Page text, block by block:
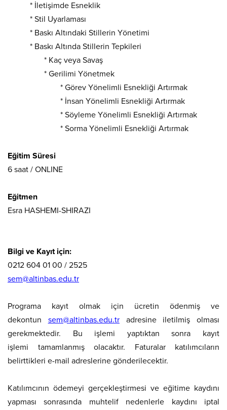
* İletişimde Esneklik
* Stil Uyarlaması
* Baskı Altındaki Stillerin Yönetimi
* Baskı Altında Stillerin Tepkileri
* Kaç veya Savaş
* Gerilimi Yönetmek
* Görev Yönelimli Esnekliği Artırmak
* İnsan Yönelimli Esnekliği Artırmak
* Söyleme Yönelimli Esnekliği Artırmak
* Sorma Yönelimli Esnekliği Artırmak
Eğitim Süresi
6 saat / ONLINE
Eğitmen
Esra HASHEMI-SHIRAZI
Bilgi ve Kayıt için:
0212 604 01 00 / 2525
sem@altinbas.edu.tr
Programa kayıt olmak için ücretin ödenmiş ve
dekontun sem@altinbas.edu.tr
adresine iletilmiş olması
gerekmektedir. Bu işlemi yaptıktan sonra kayıt
işlemi tamamlanmış olacaktır. Faturalar katılımcıların
belirttikleri e-mail adreslerine gönderilecektir.
Katılımcının ödemeyi gerçekleştirmesi ve eğitime kaydını
yapması sonrasında muhtelif nedenlerle kaydını iptal